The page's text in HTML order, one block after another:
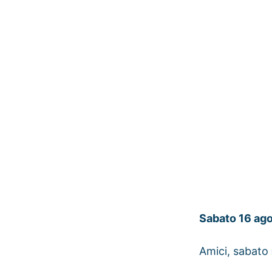
Sabato 16
Amici, sabato